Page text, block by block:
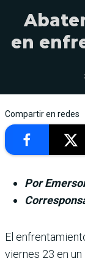
en
Compartir en redes
Por
El
viernes 23 en